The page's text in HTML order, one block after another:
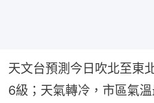
天文台預測今日吹北至東
6級；天氣轉冷，市區氣